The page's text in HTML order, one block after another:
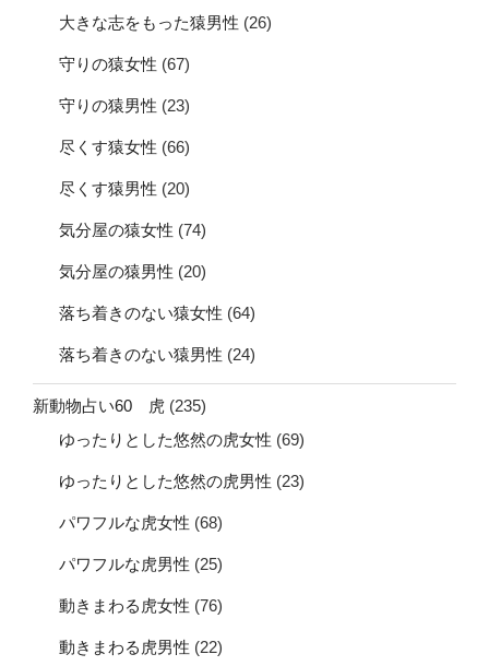
大きな志をもった猿男性 (26)
守りの猿女性 (67)
守りの猿男性 (23)
尽くす猿女性 (66)
尽くす猿男性 (20)
気分屋の猿女性 (74)
気分屋の猿男性 (20)
落ち着きのない猿女性 (64)
落ち着きのない猿男性 (24)
新動物占い60 虎 (235)
ゆったりとした悠然の虎女性 (69)
ゆったりとした悠然の虎男性 (23)
パワフルな虎女性 (68)
パワフルな虎男性 (25)
動きまわる虎女性 (76)
動きまわる虎男性 (22)